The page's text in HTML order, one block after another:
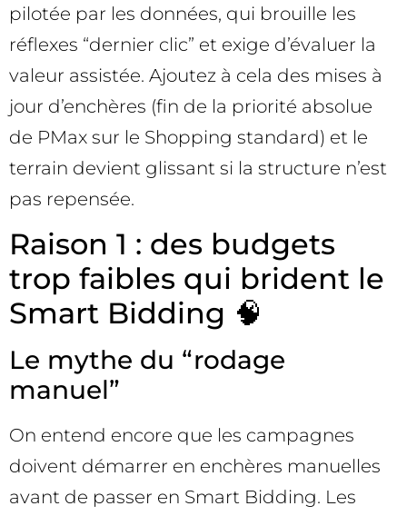
pilotée par les données, qui brouille les
réflexes “dernier clic” et exige d’évaluer la
valeur assistée. Ajoutez à cela des mises à
jour d’enchères (fin de la priorité absolue
de PMax sur le Shopping standard) et le
terrain devient glissant si la structure n’est
pas repensée.
Raison 1 : des budgets
trop faibles qui brident le
Smart Bidding 🧠
Le mythe du “rodage
manuel”
On entend encore que les campagnes
doivent démarrer en enchères manuelles
avant de passer en Smart Bidding. Les